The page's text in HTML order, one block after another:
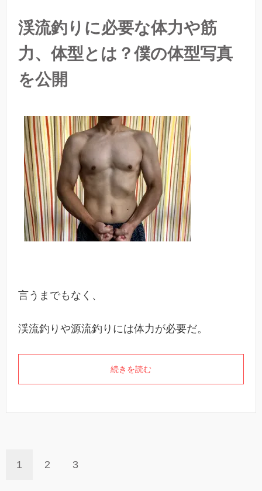
渓流釣りに必要な体力や筋
力、体型とは？僕の体型写真
を公開
言うまでもなく、
渓流釣りや源流釣りには体力が必要だ。
続きを読む
1 2 3